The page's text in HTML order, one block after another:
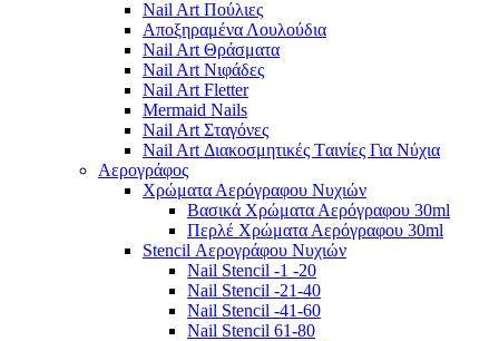
Nail Art Πούλιες
Αποξηραμένα Λουλούδια
Nail Art Θράσματα
Nail Art Νιφάδες
Nail Art Fletter
Mermaid Nails
Nail Art Σταγόνες
Nail Art Διακοσμητικές Tαινίες Για Νύχια
Αερογράφος
Χρώματα Αερόγραφου Νυχιών
Βασικά Χρώματα Αερόγραφου 30ml
Περλέ Χρώματα Αερόγραφου 30ml
Stencil Αερογράφου Νυχιών
Nail Stencil -1 -20
Nail Stencil -21-40
Nail Stencil -41-60
Nail Stencil 61-80